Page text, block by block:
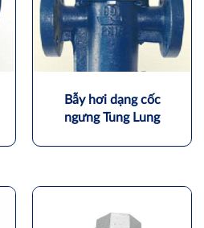
Bẫy hơi dạng cốc
ngưng Tung Lung